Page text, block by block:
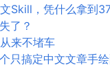
Skill，凭什么拿到
了？
来不堵车
只搞定中文文章手